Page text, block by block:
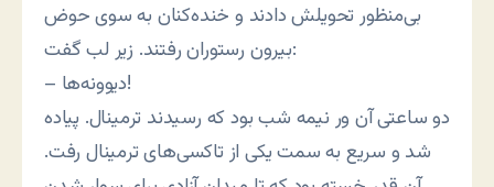
بی‌منظور تحویلش دادند و خنده‌کنان به سوی حوض
بیرون رستوران رفتند. زیر لب گفت:
– دیوونه‌ها!
دو ساعتی آن ور نیمه شب بود که رسیدند ترمینال. پیاده
شد و سریع به سمت یکی از تاکسی‌های ترمینال رفت.